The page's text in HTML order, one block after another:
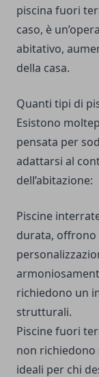
piscina fuori
caso, è
abitativo,
della casa.
Quanti tipi di
Esistono
pensata per
adattarsi al
dell’abitazione:
Piscine
durata, offrono
richiedono un
strutturali.
Piscine fuori
non richiedono
ideali per chi